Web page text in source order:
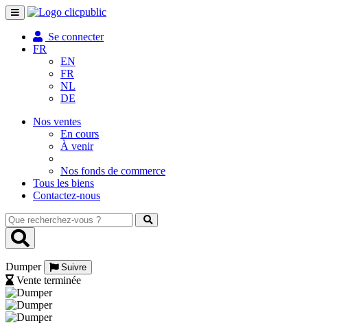
Toggle
navigation
Se connecter
FR
EN
FR
NL
DE
Nos ventes
En cours
À venir
Nos fonds de commerce
Tous les biens
Contactez-nous
Que
recherchez-
vous
Dumper
Suivre
Vente terminée